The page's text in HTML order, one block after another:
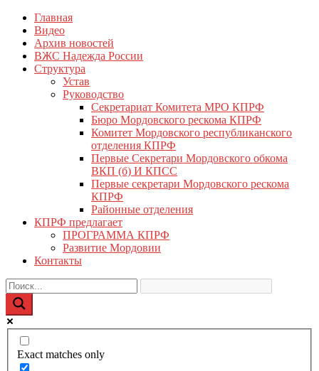
Перейти
содержимому
КПРФ Мордовия
Мордовское Региональное отделение КПРФ
Главная
Видео
Архив новостей
ВЖС Надежда России
Структура
Устав
Руководство
Секретариат Комитета МРО КПРФ
Бюро Мордовского рескома КПРФ
Комитет Мордовского республиканского
отделения КПРФ
Первые Секретари Мордовского обкома
ВКП (б) И КПСС
Первые секретари Мордовского рескома
КПРФ
Районные отделения
КПРФ предлагает
ПРОГРАММА КПРФ
Развитие Мордовии
Контакты
Exact matches only